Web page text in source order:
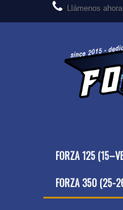
Llámenos
FORZA 125
FORZA 350 (25-